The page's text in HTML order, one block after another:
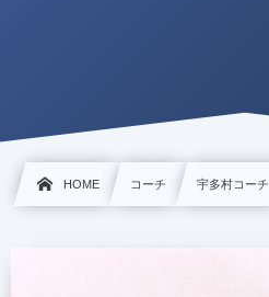
HOME コーチ 宇多村コーチ